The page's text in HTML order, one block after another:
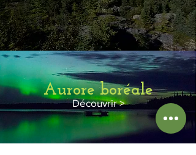
Aurore boréale
Découvrir >